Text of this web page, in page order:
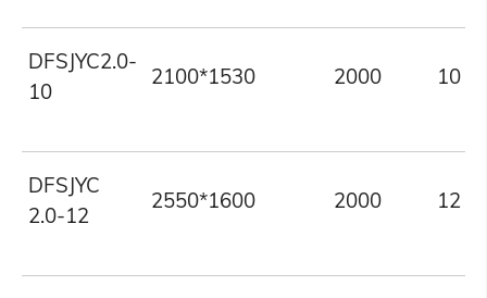
DFSJYC2.0-
10
2100*1530 2000 10
DFSJYC
2.0-12
2550*1600 2000 12